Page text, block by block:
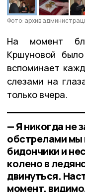
Фото: архив
На момент
Кршуновой
вспоминает
слезами на
только вчера.
— Я никогда не
обстрелами мы
бидончики и
колено в
двинуться.
момент,